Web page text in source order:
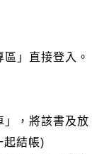
」直接登入。
」，將該書及放
起結帳)